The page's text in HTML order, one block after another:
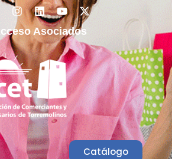
Asociados
Catálogo